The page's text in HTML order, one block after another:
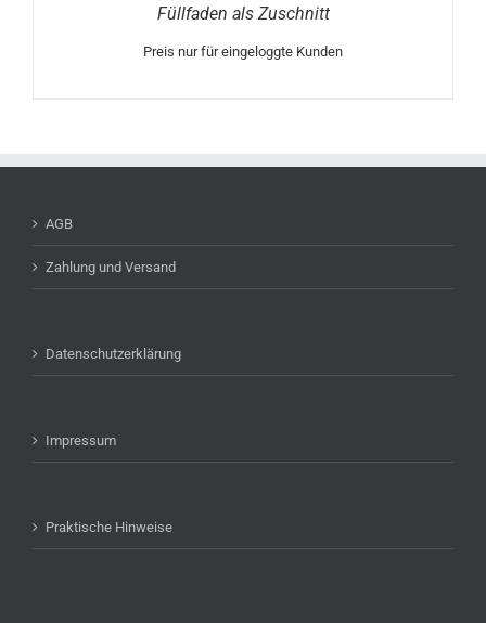
Füllfaden als Zuschnitt
Preis nur für eingeloggte Kunden
AGB
Zahlung und Versand
Datenschutzerklärung
Impressum
Praktische Hinweise